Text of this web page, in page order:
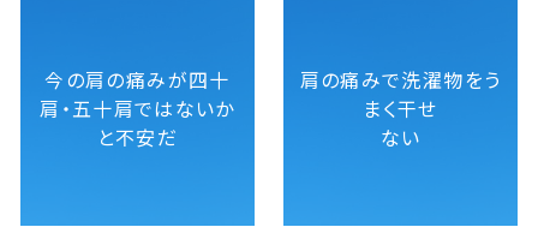
今の肩の痛みが四十
肩・五十肩ではないか
と不安だ
肩の痛みで洗濯物をう
まく干せ
ない